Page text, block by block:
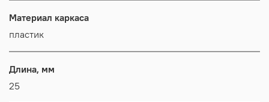
Материал каркаса
пластик
Длина, мм
25